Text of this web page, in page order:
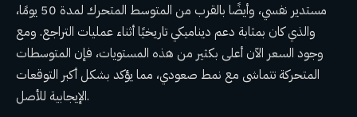
مستدير نفسي، وأيضًا بالقرب من المتوسط ​​المتحرك لمدة 50 يومًا،
والذي كان بمثابة دعم ديناميكي تاريخيًا أثناء عمليات التراجع. ومع
وجود السعر الآن أعلى بكثير من هذه المستويات، فإن المتوسطات
المتحركة تتماشى مع نمط صعودي، مما يؤكد بشكل أكبر التوقعات
الإيجابية للأصل.